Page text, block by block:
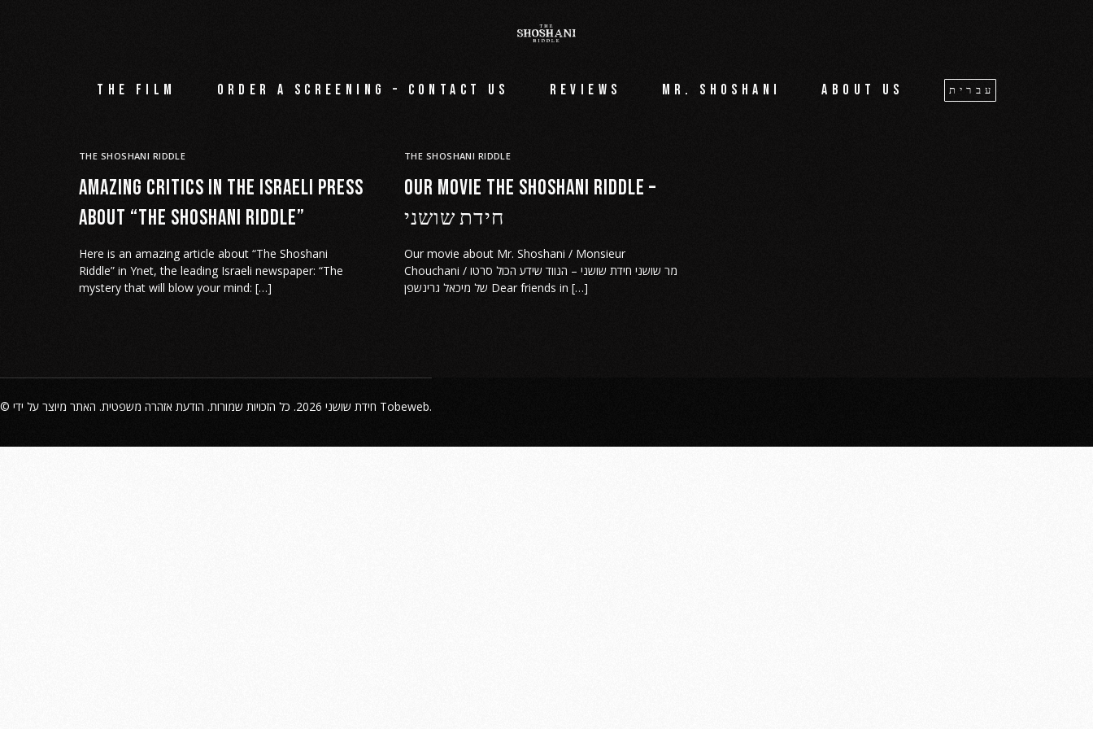
The film Order a screening – Contact Us Reviews Mr. Shoshani About us עברית
THE SHOSHANI RIDDLE
Amazing critics in the Israeli Press
about “The Shoshani Riddle”
Here is an amazing article about “The Shoshani
Riddle” in Ynet, the leading Israeli newspaper: “The
mystery that will blow your mind: […]
THE SHOSHANI RIDDLE
Our movie THE SHOSHANI RIDDLE –
חידת שושני
Our movie about Mr. Shoshani / Monsieur
Chouchani / מר שושני חידת שושני – הנווד שידע הכול סרטו
של מיכאל גרינשפן Dear friends in […]
© חידת שושני הודעת אזהרה משפטית Tobeweb.